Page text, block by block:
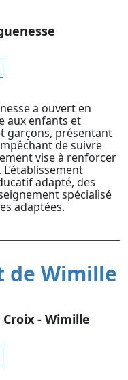
a ouvert en
aux enfants et
garçons, présentant
de suivre
vise à renforcer
adapté, des
spécialisé
adaptées.
de Wimille
- Wimille